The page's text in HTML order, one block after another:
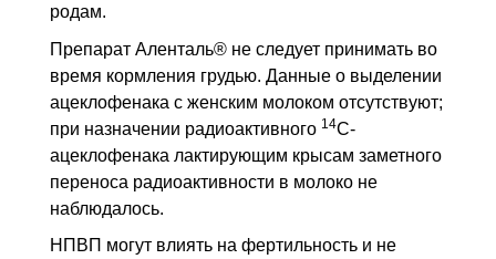
родам.
Препарат Аленталь® не следует принимать во
время кормления грудью. Данные о выделении
ацеклофенака с женским молоком отсутствуют;
при назначении радиоактивного 14С-
ацеклофенака лактирующим крысам заметного
переноса радиоактивности в молоко не
наблюдалось.
НПВП могут влиять на фертильность и не